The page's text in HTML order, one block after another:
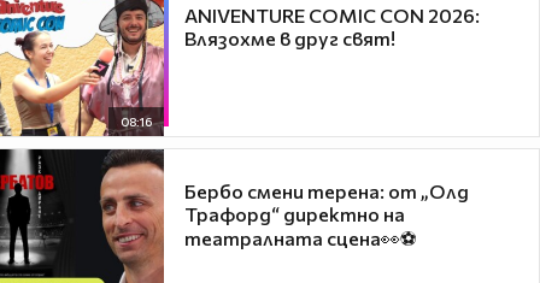
08:16
ANIVENTURE COMIC CON 2026:
Влязохме в друг свят!
Бербо смени терена: от „Олд
Трафорд“ директно на
театралната сцена👀⚽